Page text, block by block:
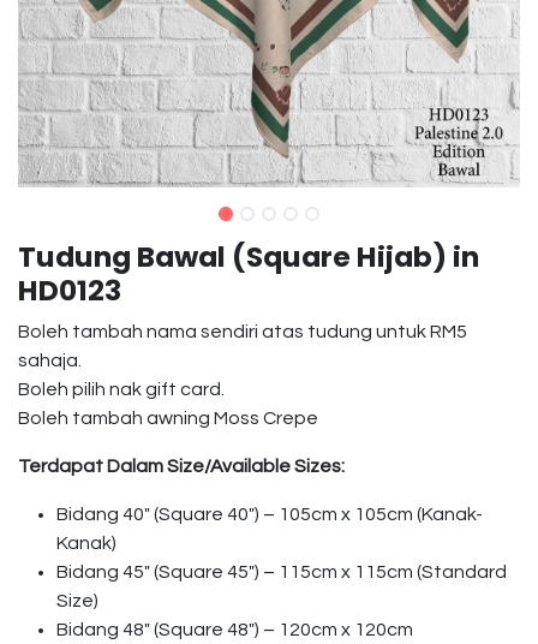
Tudung Bawal (Square Hijab) in
HD0123
Boleh tambah nama sendiri atas tudung untuk RM5
sahaja.
Boleh pilih nak gift card.
Boleh tambah awning Moss Crepe
Terdapat Dalam Size/Available Sizes:
Bidang 40″ (Square 40″) – 105cm x 105cm (Kanak-
Kanak)
Bidang 45″ (Square 45″) – 115cm x 115cm (Standard
Size)
Bidang 48″ (Square 48″) – 120cm x 120cm